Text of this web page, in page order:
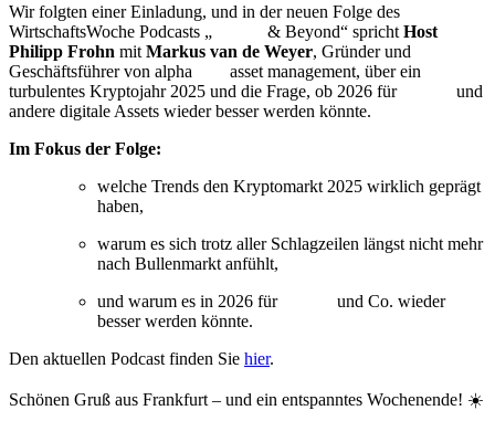
Wir folgten einer Einladung, und in der neuen Folge des
WirtschaftsWoche Podcasts „
& Beyond“ spricht Host
Philipp Frohn mit Markus van de Weyer, Gründer und
Geschäftsführer von alpha
asset management, über ein
turbulentes Kryptojahr 2025 und die Frage, ob 2026 für
und
andere digitale Assets wieder besser werden könnte.
Im Fokus der Folge:
welche Trends den Kryptomarkt 2025 wirklich geprägt
haben,
warum es sich trotz aller Schlagzeilen längst nicht mehr
nach Bullenmarkt anfühlt,
und warum es in 2026 für
und Co. wieder
besser werden könnte.
Den aktuellen Podcast finden Sie hier.
Schönen Gruß aus Frankfurt – und ein entspanntes Wochenende! ☀️